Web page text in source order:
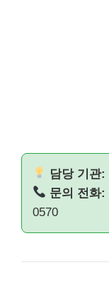
담당 기관:
문의 전화:
0570